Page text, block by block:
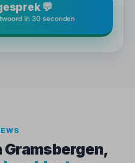
💬
in 30 seconden
Gramsbergen,